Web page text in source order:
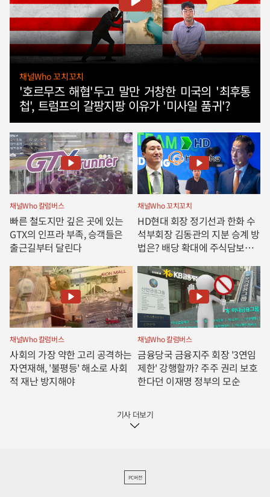
채널Who 꼬치꼬치
'호르무즈 해협'두고 말만 거창한 미국의 '최후통
첩', 트럼프의 갈팡지팡 이유가 '미사일 품귀'?
채널Who 칼럼버스
빠른 철도지만 깊은 곳에 있는
GTX의 인프라 부족, 승객들은
출근길부터 달린다
채널Who 꼬치꼬치
HD현대 회장 정기선과 한화 수
석부회장 김동관의 지분 승계 방
법은? 배당 확대에 주식담보대
채널Who 칼럼버스
사회의 가장 약한 고리 공격하는
자연재해, '불평등' 해소로 사회
적 재난 방지해야
채널Who 칼럼버스
금융당국 금융지주 회장 '3연임
제한' 강행할까? 주주 권리 보호
한다던 이재명 정부의 모순
기사 더보기
PC버전